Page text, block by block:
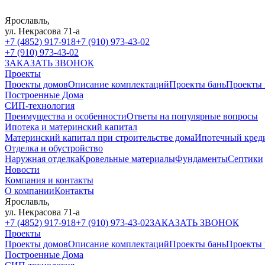
Ярославль,
ул. Некрасова 71-а
+7 (4852) 917-918+7 (910) 973-43-02
+7 (910) 973-43-02
ЗАКАЗАТЬ ЗВОНОК
Проекты
Проекты домовОписание комплектацийПроекты баньПроекты
Построенные Дома
СИП-технология
Преимущества и особенностиОтветы на популярные вопросы
Ипотека и материнский капитал
Материнский капитал при строительстве домаИпотечный
Отделка и обустройство
Наружная отделкаКровельные материалыФундаментыСептики
Новости
Компания и контакты
О компанииКонтакты
Ярославль,
ул. Некрасова 71-а
+7 (4852) 917-918+7 (910) 973-43-02ЗАКАЗАТЬ ЗВОНОК
Проекты
Проекты домовОписание комплектацийПроекты баньПроекты
Построенные Дома